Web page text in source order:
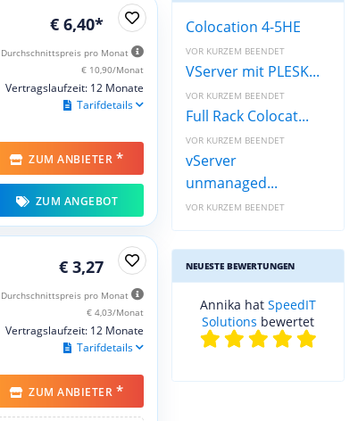
€ 6,40*
Durchschnittspreis pro Monat
€ 10,90/Monat
Vertragslaufzeit: 12 Monate
Tarifdetails
ZUM ANBIETER *
ZUM ANGEBOT
€ 3,27
Durchschnittspreis pro Monat
€ 4,03/Monat
Vertragslaufzeit: 12 Monate
Tarifdetails
ZUM ANBIETER *
Colocation 4-5HE
VOR KURZEM BEENDET
VServer mit PLESK...
VOR KURZEM BEENDET
Full Rack Colocat...
VOR KURZEM BEENDET
vServer
unmanaged...
VOR KURZEM BEENDET
NEUESTE BEWERTUNGEN
Annika hat SpeedIT
Solutions bewertet